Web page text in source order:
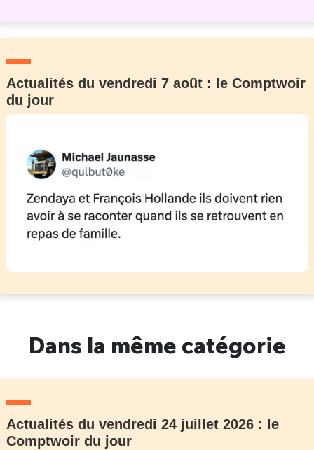
Actualités du vendredi 7 août : le Comptwoir
du jour
Dans la même catégorie
Actualités du vendredi 24 juillet 2026 : le
Comptwoir du jour